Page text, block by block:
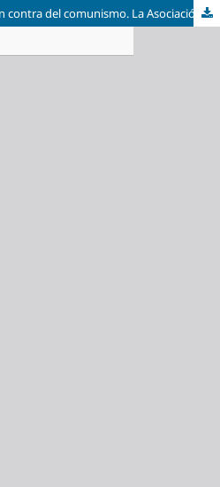
Estudiantes organizados en contra del comunismo. La Asociación Fraternal de Estudiantes de Jalisco en los albores de los Setenta